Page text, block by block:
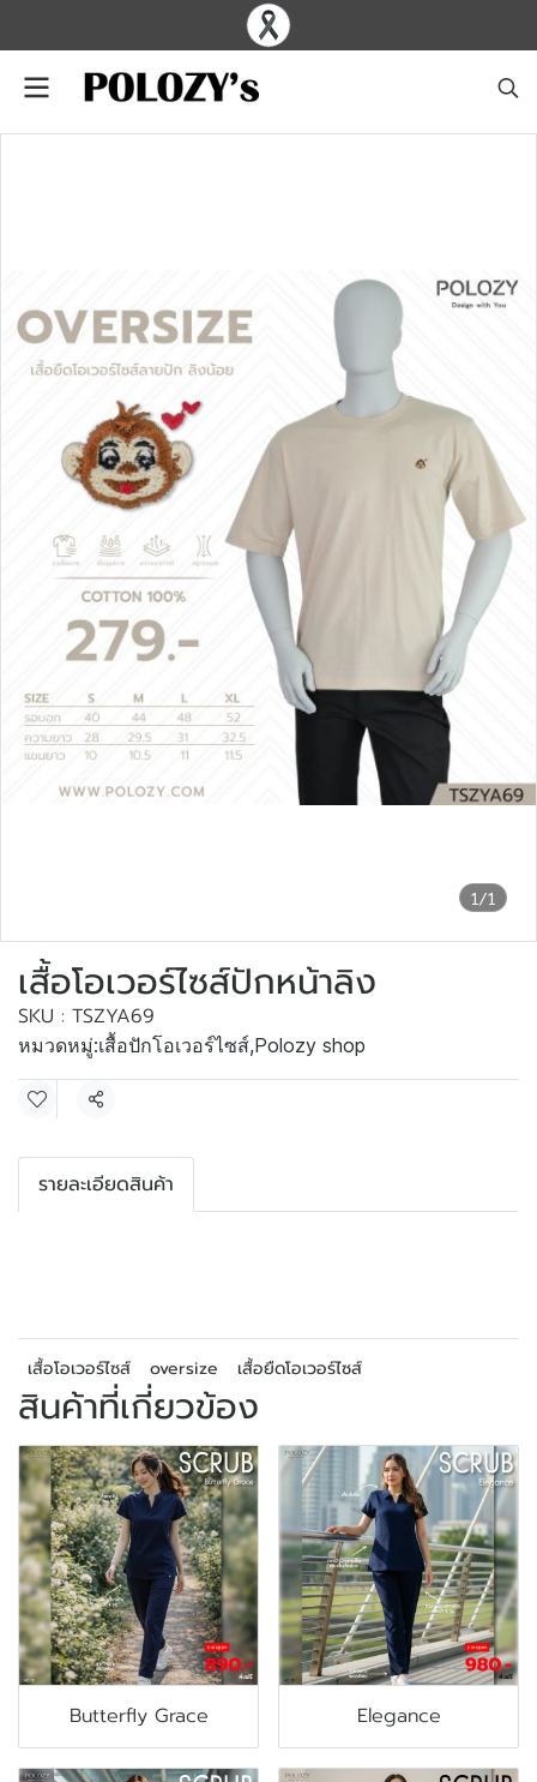
1/1
เสื้อโอเวอร์ไซส์ปักหน้าลิง
SKU : TSZYA69
หมวดหมู่:เสื้อปักโอเวอร์ไซส์,Polozy shop
แชร์
รายละเอียดสินค้า
เสื้อโอเวอร์ไซส์ oversize เสื้อยืดโอเวอร์ไซส์
สินค้าที่เกี่ยวข้อง
Butterfly Grace Elegance